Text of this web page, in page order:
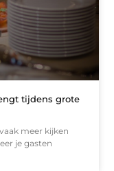
tijdens grote
meer kijken
je gasten